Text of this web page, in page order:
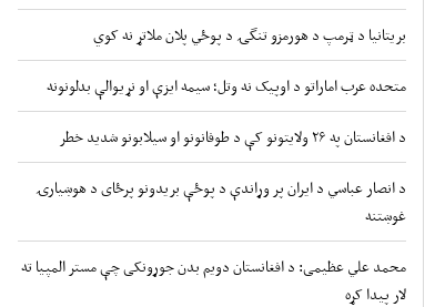
بریتانیا د ټرمپ د هورمزو تنگۍ د پوځي پلان ملاتړ نه کوي
متحده عرب اماراتو د اوپیک نه وتل؛ سیمه ایزې او نړیوالې بدلونونه
د افغانستان په ۲۶ ولایتونو کې د طوفانونو او سیلابونو شدید خطر
د انصار عباسي د ایران پر وړاندې د پوځې بریدونو پرځای د هوښیارۍ
غوښتنه
محمد علي عظیمی: د افغانستان دویم بدن جوړونکی چې مستر المپیا ته
لار پیدا کړه